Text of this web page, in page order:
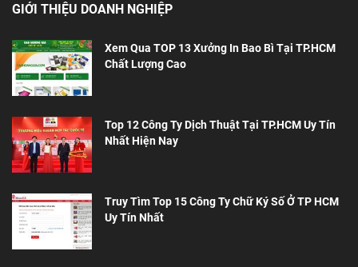
GIỚI THIỆU DOANH NGHIỆP
Xem Qua TOP 13 Xưởng In Bao Bì Tại TP.HCM
Chất Lượng Cao
Top 12 Công Ty Dịch Thuật Tại TP.HCM Uy Tín
Nhất Hiện Nay
Truy Tìm Top 15 Công Ty Chữ Ký Số Ở TP HCM
Uy Tín Nhất